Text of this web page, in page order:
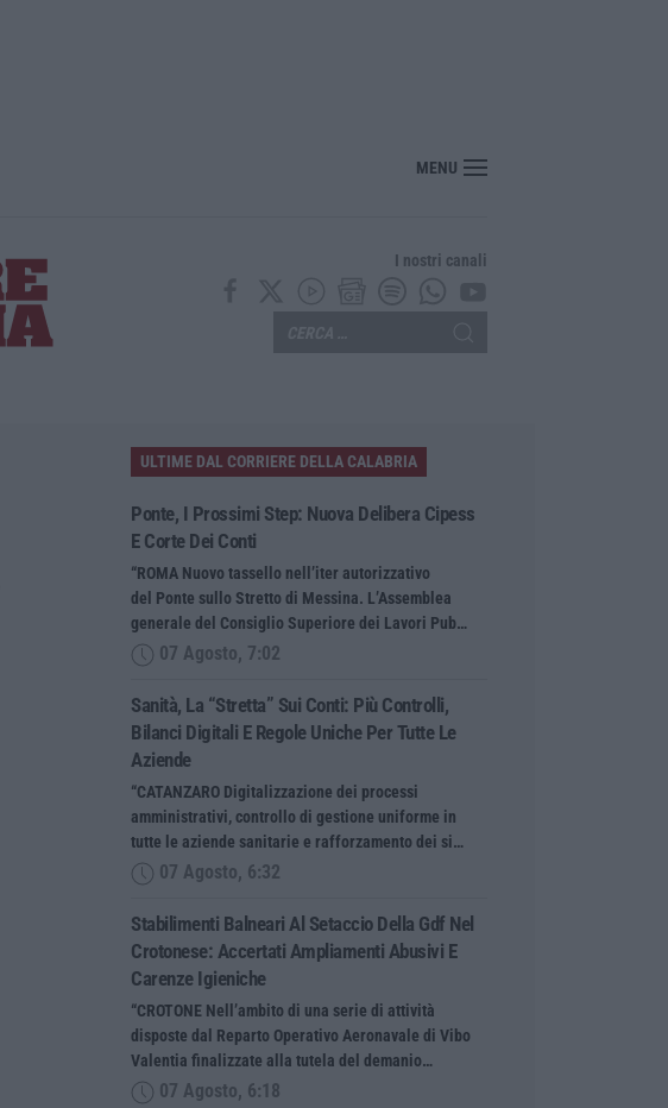
MENU
I nostri canali
ULTIME DAL CORRIERE DELLA CALABRIA
Ponte, I Prossimi Step: Nuova Delibera Cipess
E Corte Dei Conti
“ROMA Nuovo tassello nell’iter autorizzativo
del Ponte sullo Stretto di Messina. L’Assemblea
generale del Consiglio Superiore dei Lavori Pub…
07 Agosto, 7:02
Sanità, La “stretta” Sui Conti: Più Controlli,
Bilanci Digitali E Regole Uniche Per Tutte Le
Aziende
“CATANZARO Digitalizzazione dei processi
amministrativi, controllo di gestione uniforme in
tutte le aziende sanitarie e rafforzamento dei si…
07 Agosto, 6:32
Stabilimenti Balneari Al Setaccio Della Gdf Nel
Crotonese: Accertati Ampliamenti Abusivi E
Carenze Igieniche
“CROTONE Nell’ambito di una serie di attività
disposte dal Reparto Operativo Aeronavale di Vibo
Valentia finalizzate alla tutela del demanio…
07 Agosto, 6:18